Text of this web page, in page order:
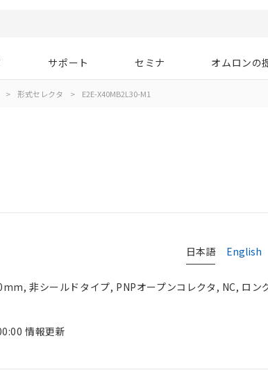
サポート セミナ オムロンの
> 形式セレクタ > E2E-X40MB2L30-M1
日本語 English
非シールドタイプ, PNPオープンコレクタ, NC, ロン
情報更新